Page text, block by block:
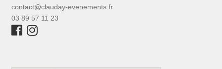
contact@clauday-evenements.fr
03 89 57 11 23